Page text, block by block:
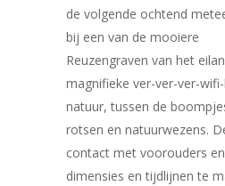
de volgende ochtend
bij een van de mooiere
Reuzengraven van het
magnifieke ver-ver-ver-
natuur, tussen de
rotsen en natuurwezens.
contact met voorouders
dimensies en tijdlijnen te